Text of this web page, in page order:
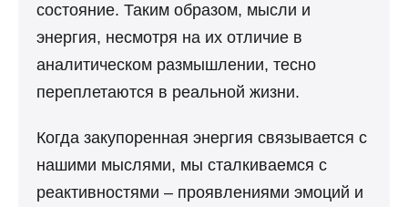
состояние. Таким образом, мысли и
энергия, несмотря на их отличие в
аналитическом размышлении, тесно
переплетаются в реальной жизни.
Когда закупоренная энергия связывается с
нашими мыслями, мы сталкиваемся с
реактивностями – проявлениями эмоций и